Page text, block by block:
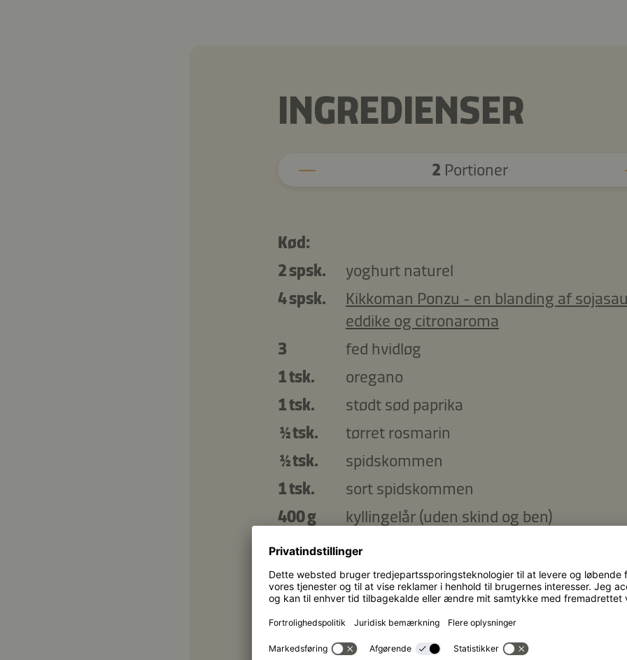
INGREDIENSER
2 Portioner
Kød:
2 spsk.
yoghurt naturel
4 spsk.
Kikkoman Ponzu - en blanding af
eddike og citronaroma
3
fed hvidløg
1 tsk.
oregano
1 tsk.
stødt sød paprika
½ tsk.
tørret rosmarin
½ tsk.
spidskommen
1 tsk.
sort spidskommen
400 g
kyllingelår (uden skind og ben)
Tzatzikisauce:
1
stor grøn agurk
3 spsk.
mayonnaise
3 spsk.
græsk yoghurt